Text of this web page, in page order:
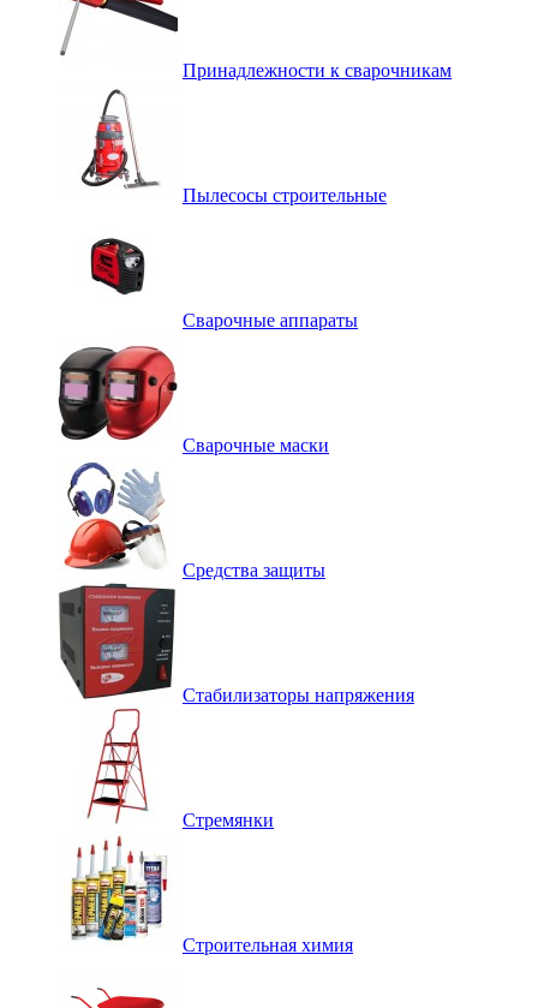
Принадлежности к сварочникам
Пылесосы строительные
Сварочные аппараты
Сварочные маски
Средства защиты
Стабилизаторы напряжения
Стремянки
Строительная химия